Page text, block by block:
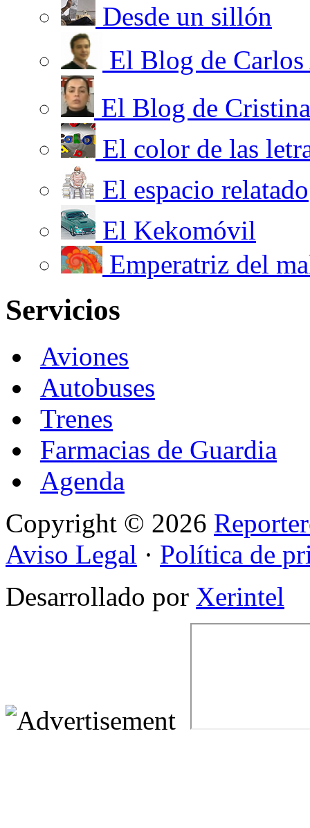
Desde un sillón
El Blog de
El Blog de
El color de las
El espacio relatado
El Kekomóvil
Emperatriz del
Servicios
Aviones
Autobuses
Trenes
Farmacias de Guardia
Agenda
Copyright © 2026
Aviso Legal · Política de
Desarrollado por Xerintel